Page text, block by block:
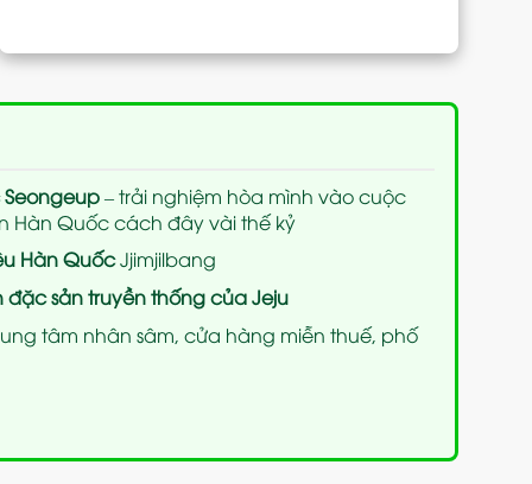
– trải nghiệm hòa mình vào cuộc
Hàn Quốc cách đây vài thế kỷ
Hàn QuốcJjimjilbang
sản truyền thống của Jeju
tâm nhân sâm, cửa hàng miễn thuế, phố